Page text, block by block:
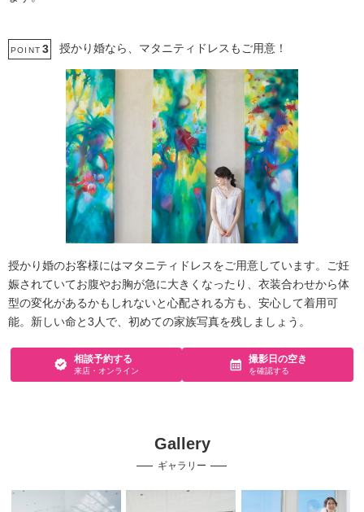
POINT 3 授かり婚なら、マタニティドレスもご用意！
授かり婚のお客様にはマタニティドレスをご用意しています。ご妊
娠されていてお腹やお胸が急に大きくなったり、衣装合わせから体
型の変化があるかもしれないと心配される方も、安心して着用可
能。新しい命と3人で、初めての家族写真を残しましょう。
相談予約する
来店・オンライン
撮影日の空き
を確認する
Gallery
ギャラリー